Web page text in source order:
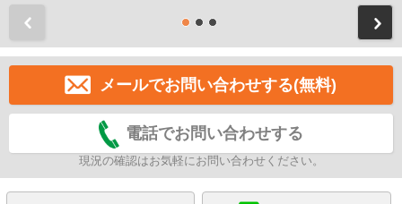
メールでお問い合わせする(無料)
電話でお問い合わせする
現況の確認はお気軽にお問い合わせください。